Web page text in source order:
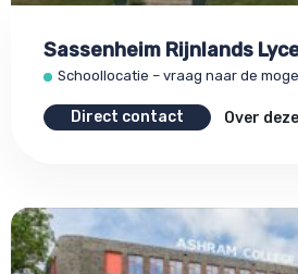
Sassenheim Rijnlands
Schoollocatie – vraag naar de
Direct contact Over